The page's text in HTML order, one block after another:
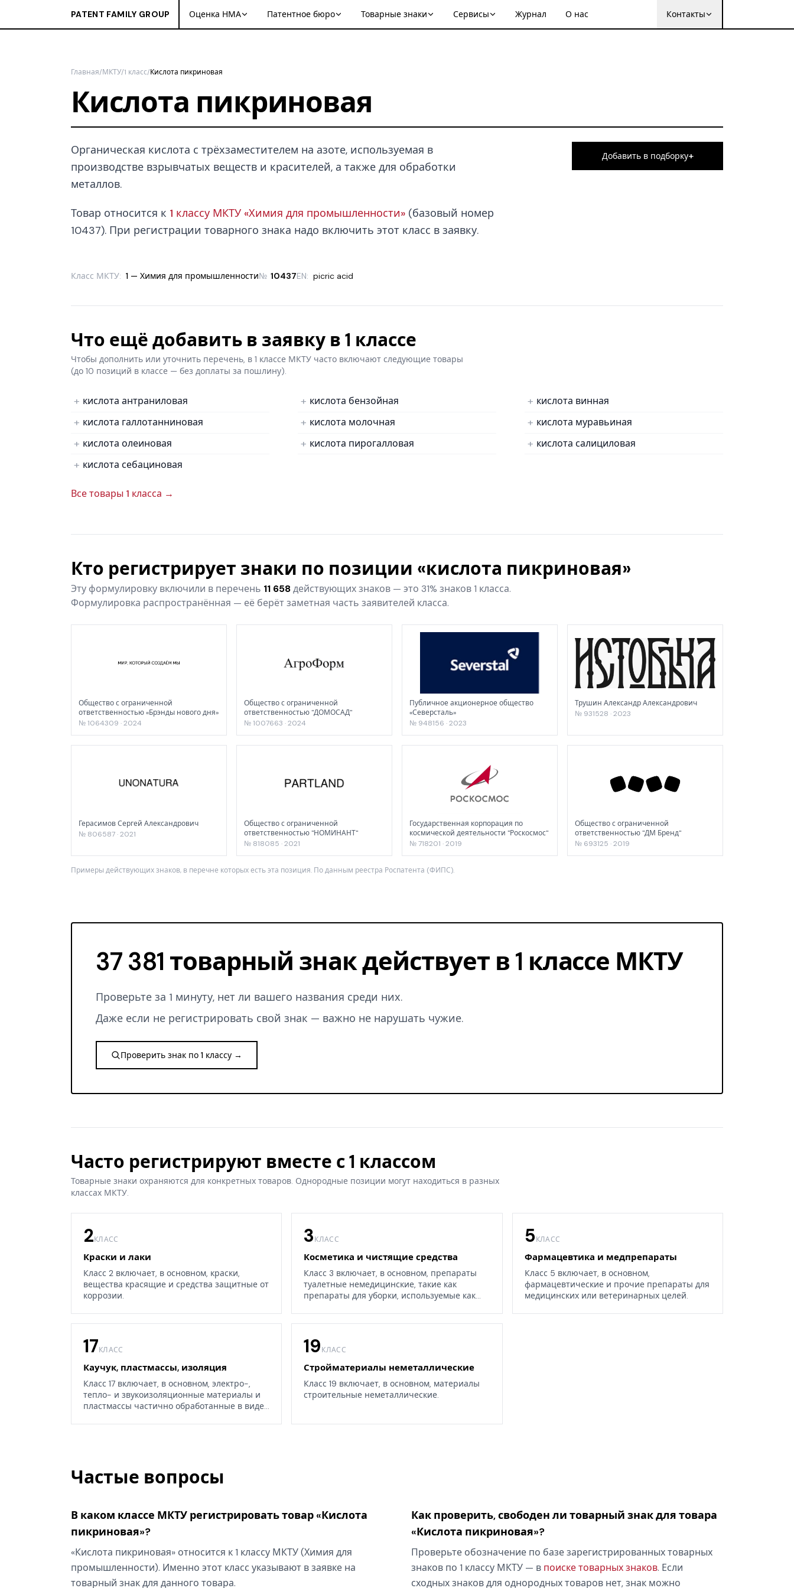
PATENT FAMILY GROUP Оценка НМА Патентное бюро Товарные знаки Сервисы Журнал О нас Контакты
Главная/МКТУ/1 класс/Кислота пикриновая
Кислота пикриновая
Органическая кислота с трёхзаместителем на азоте, используемая в
производстве взрывчатых веществ и красителей, а также для обработки
металлов.
Товар относится к 1 классу МКТУ «Химия для промышленности» (базовый номер
10437). При регистрации товарного знака надо включить этот класс в заявку.
Добавить в подборку+
Класс МКТУ: 1 — Химия для промышленности№ 10437EN: picric acid
Что ещё добавить в заявку в 1 классе
Чтобы дополнить или уточнить перечень, в 1 классе МКТУ часто включают следующие товары
(до 10 позиций в классе — без доплаты за пошлину).
кислота антраниловая кислота бензойная
кислота винная
кислота галлотанниновая
кислота молочная
кислота муравьиная
кислота олеиновая
кислота пирогалловая
кислота салициловая
кислота себациновая
Все товары 1 класса →
Кто регистрирует знаки по позиции «кислота пикриновая»
Эту формулировку включили в перечень 11 658действующих знаков — это 31% знаков 1 класса.
Формулировка распространённая — её берёт заметная часть заявителей класса.
Общество с ограниченной
ответственностью «Брэнды нового дня»
№ 1064309 · 2024
Общество с ограниченной
ответственностью "ДОМОСАД"
№ 1007663 · 2024
Публичное акционерное общество
«Северсталь»
№ 948156 · 2023
Трушин Александр Александрович
№ 931528 · 2023
Герасимов Сергей Александрович
№ 806587 · 2021
Общество с ограниченной
ответственностью "НОМИНАНТ"
№ 818085 · 2021
Государственная корпорация по
космической деятельности "Роскосмос"
№ 718201 · 2019
Общество с ограниченной
ответственностью "ДМ Бренд"
№ 693125 · 2019
Примеры действующих знаков, в перечне которых есть эта позиция. По данным реестра Роспатента (ФИПС).
37 381 товарный знак действует в 1 классе МКТУ
Проверьте за 1 минуту, нет ли вашего названия среди них.
Даже если не регистрировать свой знак — важно не нарушать чужие.
Проверить знак по 1 классу →
Часто регистрируют вместе с 1 классом
Товарные знаки охраняются для конкретных товаров. Однородные позиции могут находиться в разных
классах МКТУ.
2КЛАСС
Краски и лаки
Класс 2 включает, в основном, краски,
вещества красящие и средства защитные от
коррозии.
3КЛАСС
Косметика и чистящие средства
Класс 3 включает, в основном, препараты
туалетные немедицинские, такие как
препараты для уборки, используемые как
5КЛАСС
Фармацевтика и медпрепараты
Класс 5 включает, в основном,
фармацевтические и прочие препараты для
медицинских или ветеринарных целей.
17КЛАСС
Каучук, пластмассы, изоляция
Класс 17 включает, в основном, электро-,
тепло- и звукоизоляционные материалы и
пластмассы частично обработанные в виде
19КЛАСС
Стройматериалы неметаллические
Класс 19 включает, в основном, материалы
строительные неметаллические.
Частые вопросы
В каком классе МКТУ регистрировать товар «Кислота
пикриновая»?
«Кислота пикриновая» относится к 1 классу МКТУ (Химия для
промышленности). Именно этот класс указывают в заявке на
товарный знак для данного товара.
Как проверить, свободен ли товарный знак для товара
«Кислота пикриновая»?
Проверьте обозначение по базе зарегистрированных товарных
знаков по 1 классу МКТУ — в поиске товарных знаков. Если
сходных знаков для однородных товаров нет, знак можно